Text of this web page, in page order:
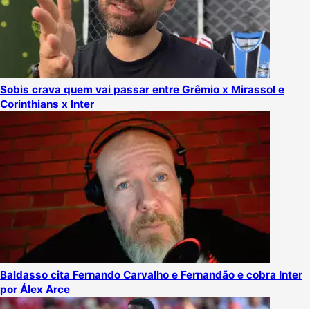
Sobis crava quem vai passar entre Grêmio x Mirassol e
Corinthians x Inter
Baldasso cita Fernando Carvalho e Fernandão e cobra Inter
por Álex Arce